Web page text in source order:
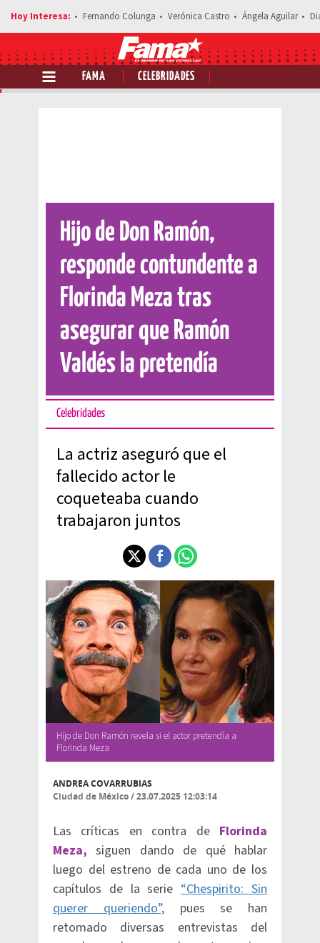
Fernando Colunga Verónica Castro Ángela Aguilar
FAMA CELEBRIDADES
Comparte esta noticia
Hijo de Don Ramón,
responde contundente a
Florinda Meza tras
asegurar que Ramón
Valdés la pretendía
Celebridades
La actriz aseguró que el
fallecido actor le
coqueteaba cuando
trabajaron juntos
Hijo de Don Ramón revela si el actor pretendía a
Florinda Meza
ANDREA COVARRUBIAS
Ciudad de México/23.07.2025 12:03:14
Las críticas en contra de Florinda
Meza, siguen dando de qué hablar
luego del estreno de cada uno de los
capítulos de la serie“Chespirito: Sin
querer queriendo”,pues se han
retomado diversas entrevistas del